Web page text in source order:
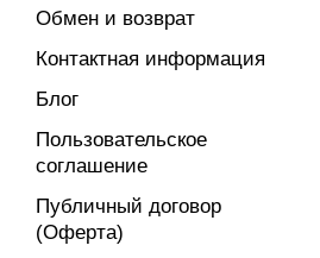
Обмен и возврат
Контактная информация
Блог
Пользовательское
соглашение
Публичный договор
(Оферта)